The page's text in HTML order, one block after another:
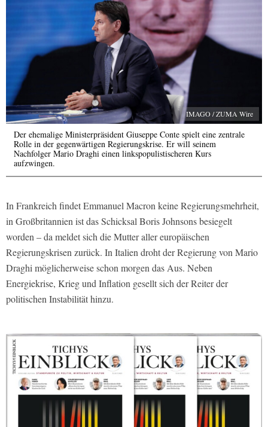
IMAGO / ZUMA Wire
Der ehemalige Ministerpräsident Giuseppe Conte spielt eine zentrale
Rolle in der gegenwärtigen Regierungskrise. Er will seinem
Nachfolger Mario Draghi einen linkspopulistischeren Kurs
aufzwingen.
In Frankreich findet Emmanuel Macron keine Regierungsmehrheit,
in Großbritannien ist das Schicksal Boris Johnsons besiegelt
worden – da meldet sich die Mutter aller europäischen
Regierungskrisen zurück. In Italien droht der Regierung von Mario
Draghi möglicherweise schon morgen das Aus. Neben
Energiekrise, Krieg und Inflation gesellt sich der Reiter der
politischen Instabilität hinzu.